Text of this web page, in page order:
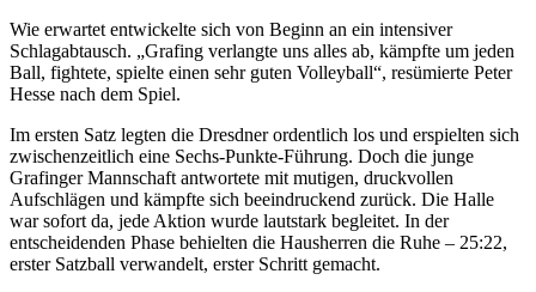
Wie erwartet entwickelte sich von Beginn an ein intensiver
Schlagabtausch. „Grafing verlangte uns alles ab, kämpfte um jeden
Ball, fightete, spielte einen sehr guten Volleyball“, resümierte Peter
Hesse nach dem Spiel.
Im ersten Satz legten die Dresdner ordentlich los und erspielten sich
zwischenzeitlich eine Sechs-Punkte-Führung. Doch die junge
Grafinger Mannschaft antwortete mit mutigen, druckvollen
Aufschlägen und kämpfte sich beeindruckend zurück. Die Halle
war sofort da, jede Aktion wurde lautstark begleitet. In der
entscheidenden Phase behielten die Hausherren die Ruhe – 25:22,
erster Satzball verwandelt, erster Schritt gemacht.